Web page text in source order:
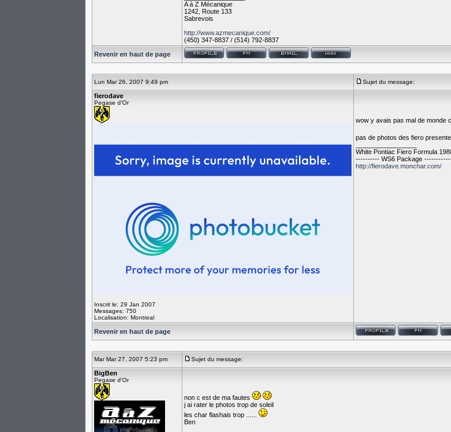
A à Z Mécanique
1242, Route 133
Sabrevois
http://www.azmecanique.com/
(450) 347-8837 / (514) 792-8837
Revenir en haut de page
Lun Mar 26, 2007 9:49 pm Sujet du message:
fierodave
Pegase d'Or
Inscrit le: 29 Jan 2007
Messages: 750
Localisation: Montreal
wow y avais pas mal de monde
pas de photos des fiero presente
White Pontiac Fiero Formula
---------- WS6 Package
http://fierodave.monchar.com/
Revenir en haut de page
Mar Mar 27, 2007 5:23 pm Sujet du message:
BigBen
Pegase d'Or
non c est de ma fautes
j ai rater le photos trop de soleil
les char flashais trop ......
Ben